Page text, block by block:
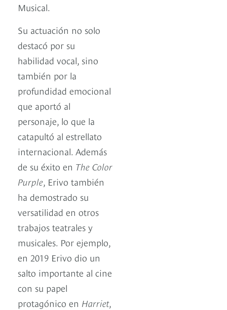
Musical.
Su actuación no solo
destacó por su
habilidad vocal, sino
también por la
profundidad emocional
que aportó al
personaje, lo que la
catapultó al estrellato
internacional. Además
de su éxito en The Color
Purple, Erivo también
ha demostrado su
versatilidad en otros
trabajos teatrales y
musicales. Por ejemplo,
en 2019 Erivo dio un
salto importante al cine
con su papel
protagónico en Harriet,